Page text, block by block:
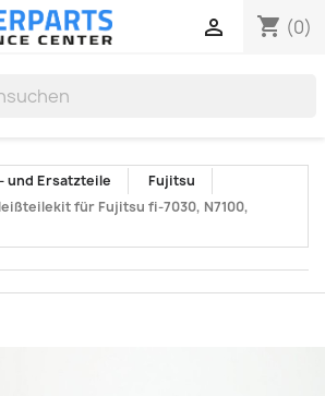
shopping_cart (0)

und Ersatzteile
Fujitsu
für Fujitsu fi-7030, N7100,